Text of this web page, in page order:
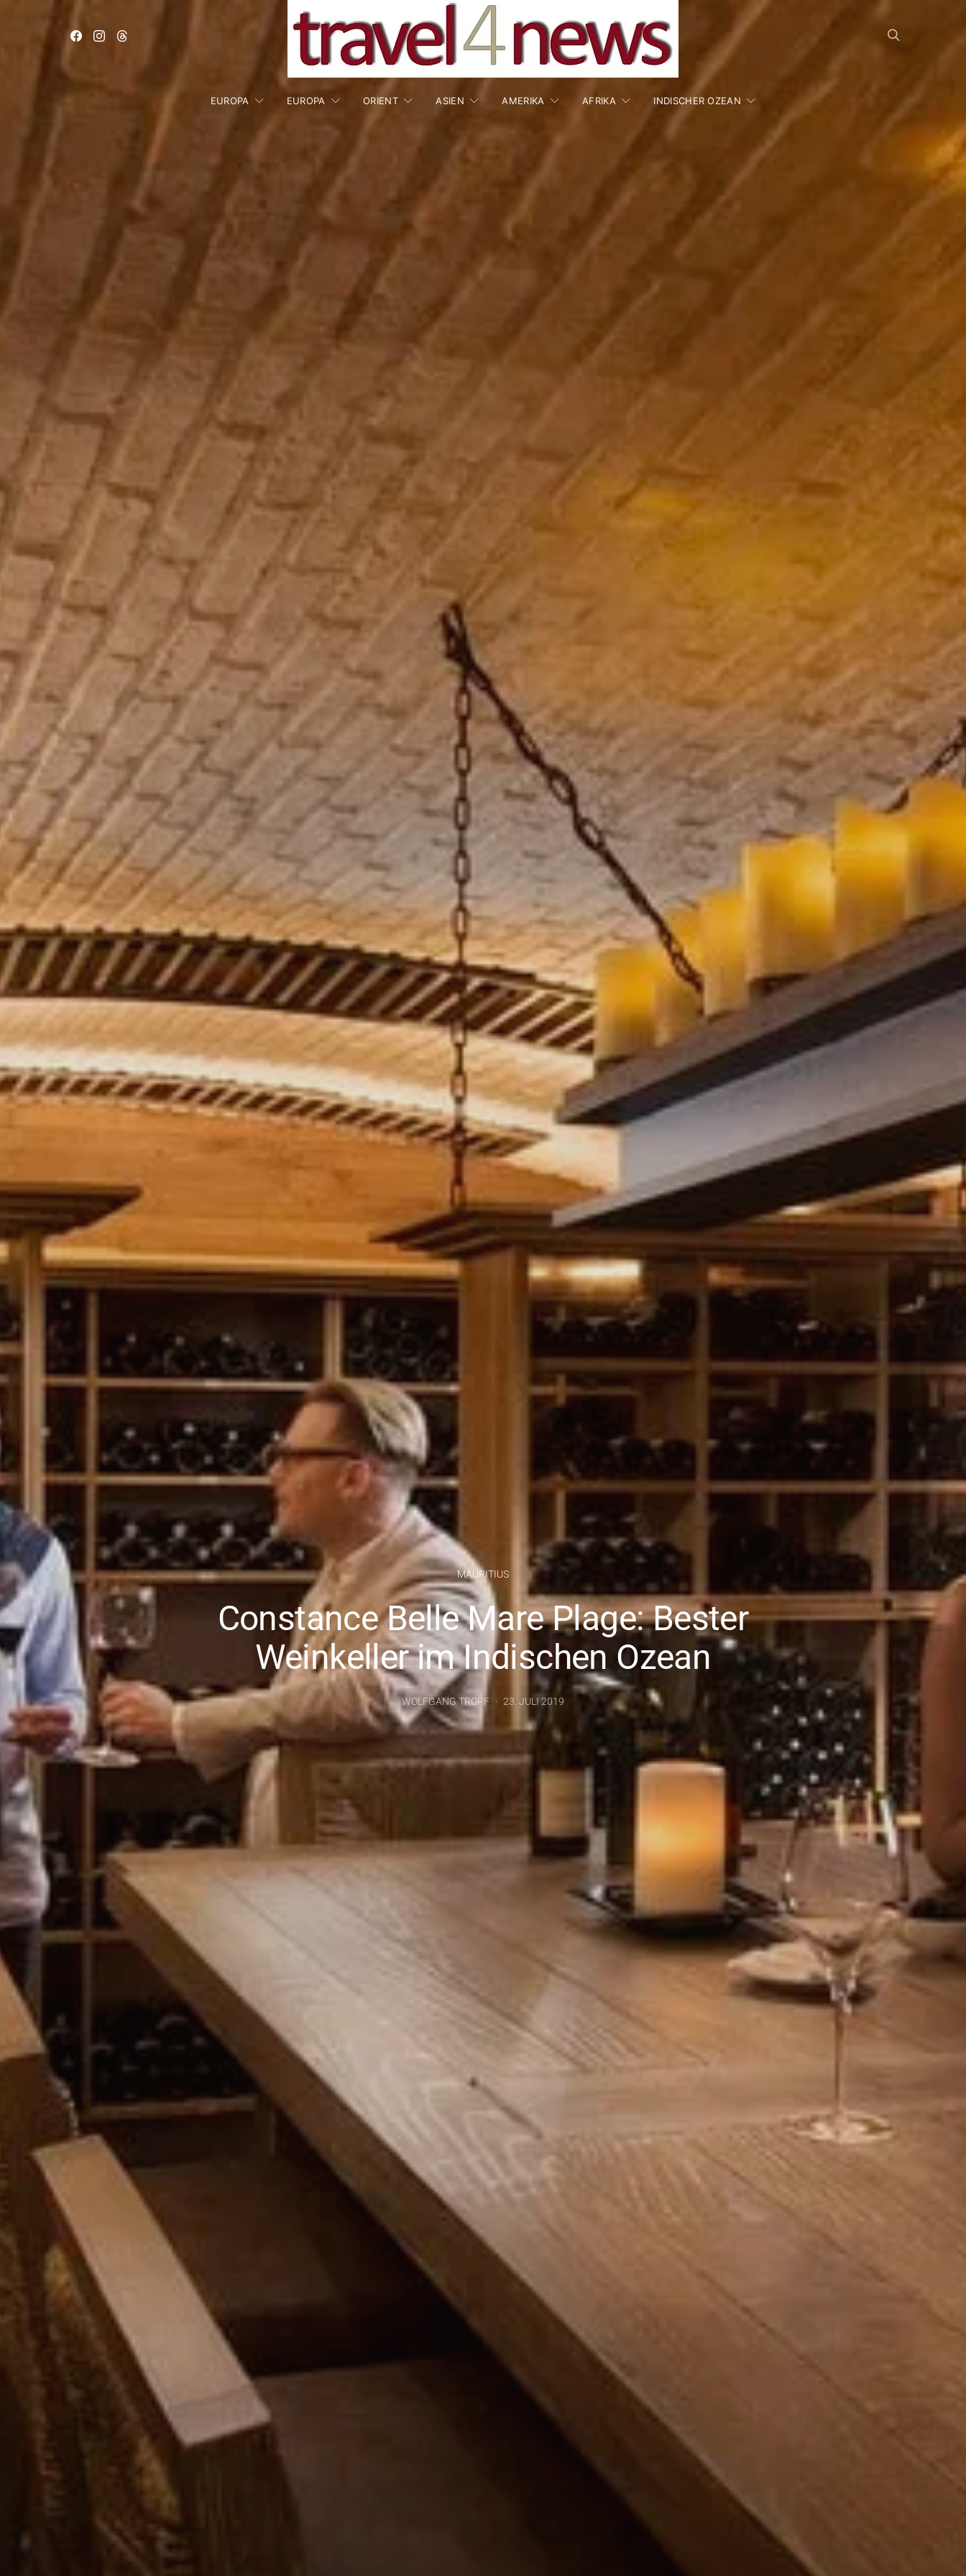
EUROPA EUROPA ORIENT ASIEN AMERIKA AFRIKA INDISCHER OZEAN
MAURITIUS
Constance Belle Mare Plage: Bester
Weinkeller im Indischen Ozean
WOLFGANG TROPF 23. JULI 2019